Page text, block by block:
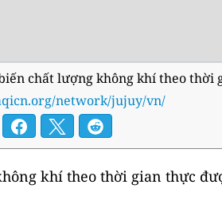
chất lượng không khí theo thời
network/jujuy/vn/
khí theo thời gian thực